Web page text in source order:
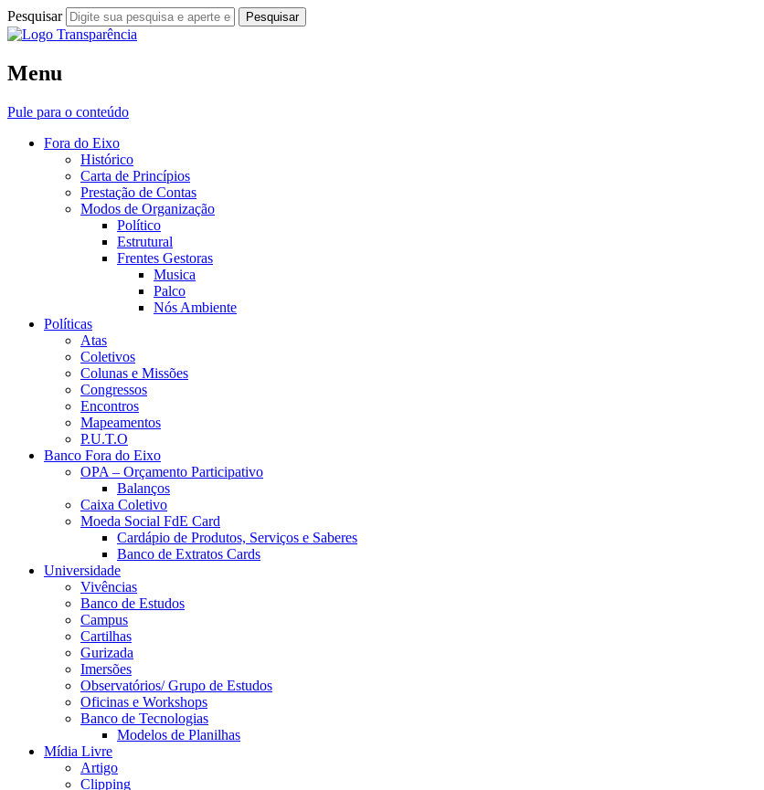
Pesquisar
Transparência
Fora do Eixo
Menu
Pule para o conteúdo
Fora do Eixo
Histórico
Carta de Princípios
Prestação de Contas
Modos de Organização
Político
Estrutural
Frentes Gestoras
Musica
Palco
Nós Ambiente
Políticas
Atas
Coletivos
Colunas e Missões
Congressos
Encontros
Mapeamentos
P.U.T.O
Banco Fora do Eixo
OPA – Orçamento Participativo
Balanços
Caixa Coletivo
Moeda Social FdE Card
Cardápio de Produtos, Serviços e Saberes
Banco de Extratos Cards
Universidade
Vivências
Banco de Estudos
Campus
Cartilhas
Gurizada
Imersões
Observatórios/ Grupo de Estudos
Oficinas e Workshops
Banco de Tecnologias
Modelos de Planilhas
Mídia Livre
Artigo
Clipping